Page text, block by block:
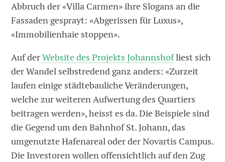
Abbruch der «Villa Carmen» ihre Slogans an die
Fassaden gesprayt: «Abgerissen für Luxus»,
«Immobilienhaie stoppen».
Auf derWebsite des Projekts Johannshofliest sich
der Wandel selbstredend ganz anders: «Zurzeit
laufen einige städtebauliche Veränderungen,
welche zur weiteren Aufwertung des Quartiers
beitragen werden», heisst es da. Die Beispiele sind
die Gegend um den Bahnhof St. Johann, das
umgenutzte Hafenareal oder der Novartis Campus.
Die Investoren wollen offensichtlich auf den Zug